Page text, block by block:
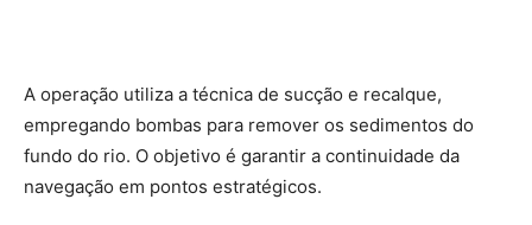
A operação utiliza a técnica de sucção e recalque,
empregando bombas para remover os sedimentos do
fundo do rio. O objetivo é garantir a continuidade da
navegação em pontos estratégicos.